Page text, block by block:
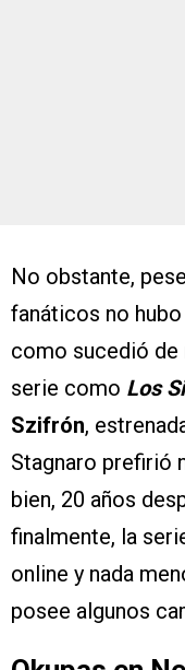
No obstante,
fanáticos no
como sucedió de
serie como Los
Szifrón,
Stagnaro prefirió
bien, 20 años
finalmente, la
online y nada
posee algunos